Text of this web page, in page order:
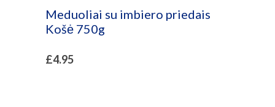
Meduoliai su imbiero priedais
Košė 750g
£4.95